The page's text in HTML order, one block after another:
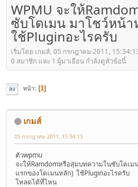
WPMU จะให้
ซับโดเมน มาโชว์หน้า
ใช้Pluginอะไรครับ
เริ่มโดย เกมส์, 05 กรกฎาคม 2011,
0 สมาชิก และ 1 ผู้มาเยือน กำลังดูหัวข้อนี้
ลง หน้า 1
เกมส์
05 กรกฎาคม 2011, 15:34:13
ตัวwpmu
จะให้Ramdomหรือสุ่มบทความในซับโดเ
แรกของโดเมนหลัก) ใช้Pluginอะไรครับ
โหลดได้ที่ไหน